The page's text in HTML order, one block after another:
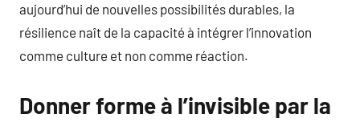
aujourd’hui de nouvelles possibilités durables, la
résilience naît de la capacité à intégrer l’innovation
comme culture et non comme réaction.
Donner forme à l’invisible par la